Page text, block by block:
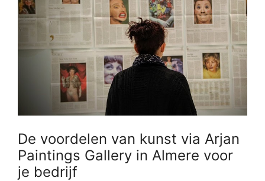
De voordelen van kunst via Arjan
Paintings Gallery in Almere voor
je bedrijf